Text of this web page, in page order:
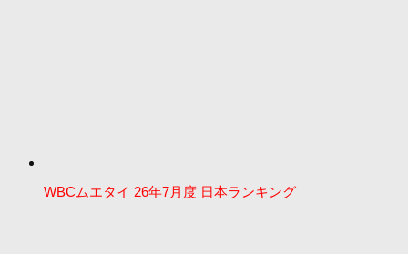
WBCムエタイ 26年7月度 日本ランキング